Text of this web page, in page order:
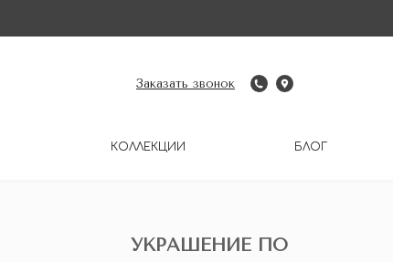
БЛОГ
КОЛЛЕКЦИИ
Заказать звонок
УКРАШЕНИЕ ПО